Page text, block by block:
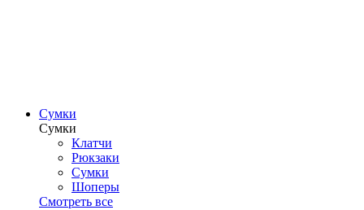
Сумки
Сумки
Клатчи
Рюкзаки
Сумки
Шоперы
Смотреть все